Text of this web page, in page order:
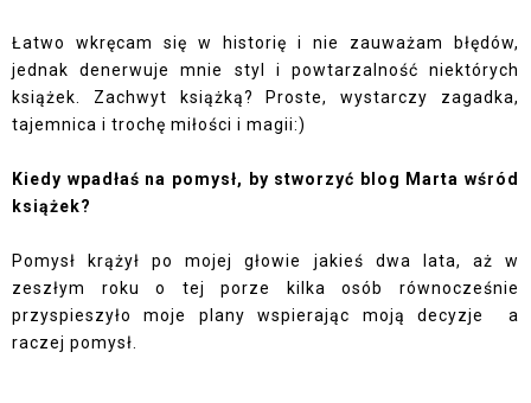
Łatwo wkręcam się w historię i nie zauważam błędów,
jednak denerwuje mnie styl i powtarzalność niektórych
książek. Zachwyt książką? Proste, wystarczy zagadka,
tajemnica i trochę miłości i magii:)
Kiedy wpadłaś na pomysł, by stworzyć blog Marta wśród
książek?
Pomysł krążył po mojej głowie jakieś dwa lata, aż w
zeszłym roku o tej porze kilka osób równocześnie
przyspieszyło moje plany wspierając moją decyzje
a
raczej pomysł.